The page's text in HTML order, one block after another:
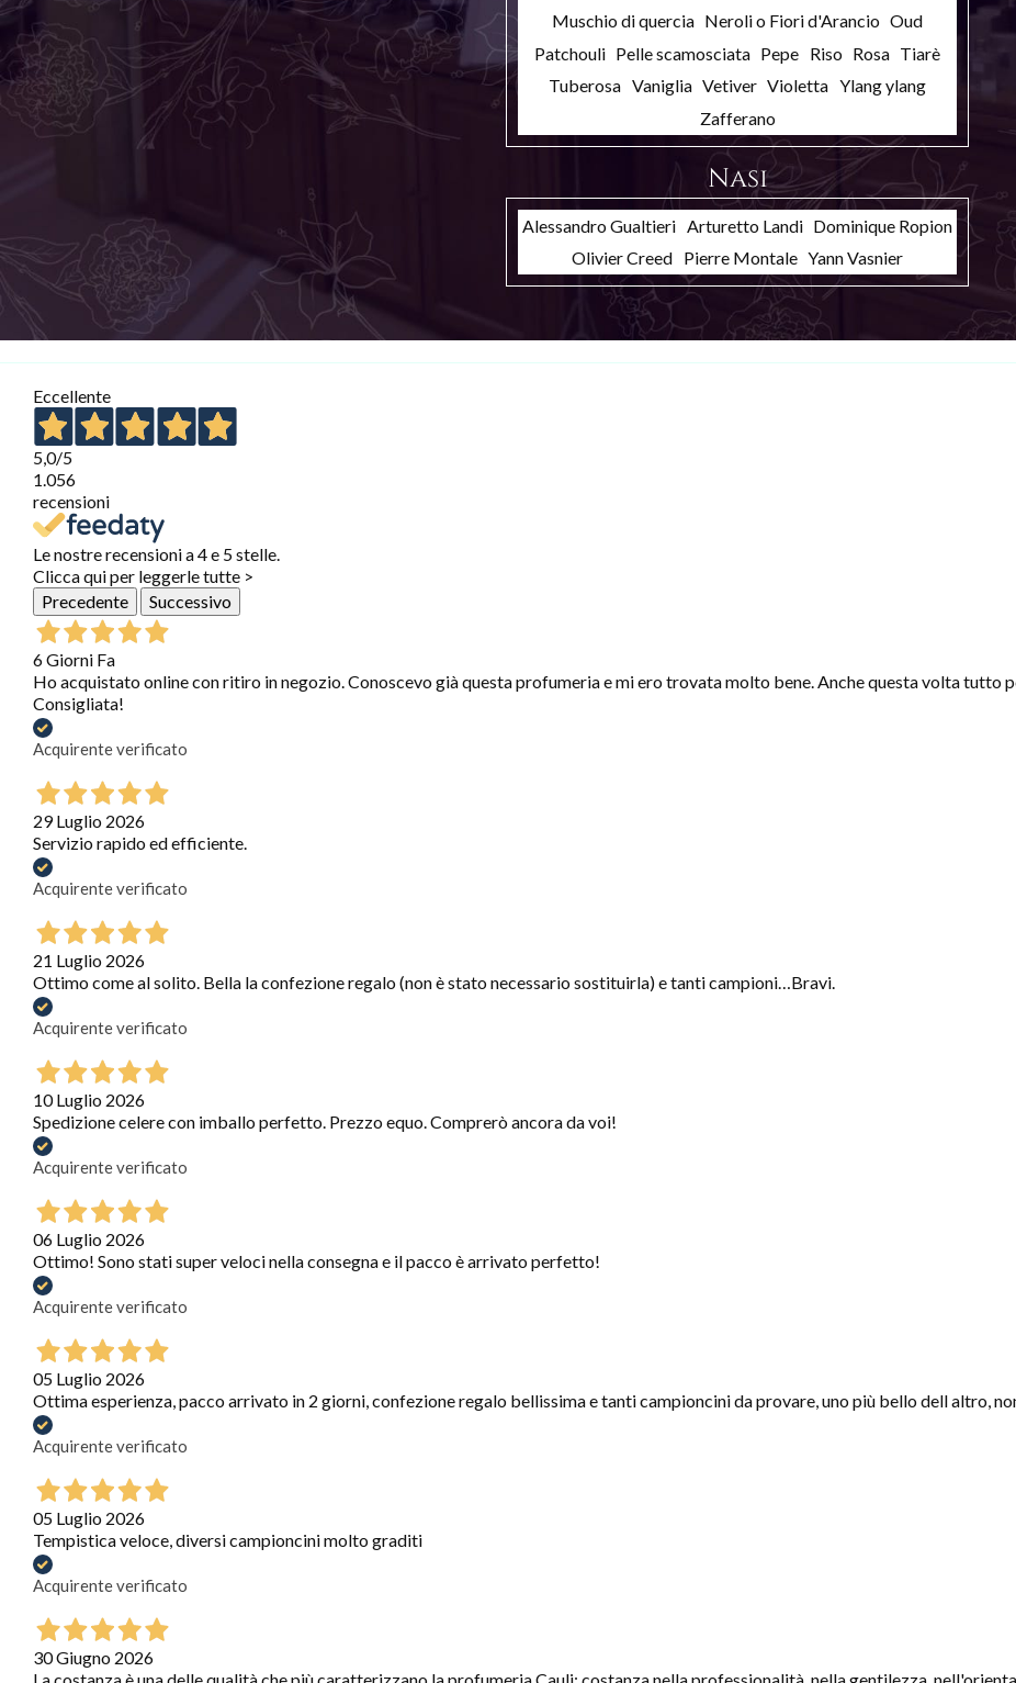
Muschio di quercia Neroli o Fiori d'Arancio Oud
Patchouli Pelle scamosciata Pepe Riso Rosa Tiarè
Tuberosa Vaniglia Vetiver Violetta Ylang ylang
Zafferano
Nasi
Alessandro Gualtieri Arturetto Landi Dominique Ropion
Olivier Creed Pierre Montale Yann Vasnier
Eccellente
5,0/5
1.056
recensioni
Le nostre recensioni a 4 e 5 stelle.
Clicca qui per leggerle tutte >
Precedente
Successivo
6 Giorni Fa
Ho acquistato online con ritiro in negozio. Conoscevo già questa profumeria e mi ero trovata molto bene. Anche questa volta
Consigliata!
Acquirente verificato
29 Luglio 2026
Servizio rapido ed efficiente.
Acquirente verificato
21 Luglio 2026
Ottimo come al solito. Bella la confezione regalo (non è stato necessario sostituirla) e tanti campioni…Bravi.
Acquirente verificato
10 Luglio 2026
Spedizione celere con imballo perfetto. Prezzo equo. Comprerò ancora da voi!
Acquirente verificato
06 Luglio 2026
Ottimo! Sono stati super veloci nella consegna e il pacco è arrivato perfetto!
Acquirente verificato
05 Luglio 2026
Ottima esperienza, pacco arrivato in 2 giorni, confezione regalo bellissima e tanti campioncini da provare, uno più bello dell altro,
Acquirente verificato
05 Luglio 2026
Tempistica veloce, diversi campioncini molto graditi
Acquirente verificato
30 Giugno 2026
La costanza è una delle qualità che più caratterizzano la profumeria Cauli: costanza nella professionalità, nella gentilezza,